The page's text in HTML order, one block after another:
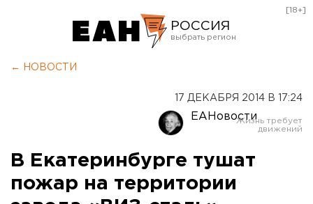
РОССИЯ
Оренбург
[18+]
← НОВОСТИ
17 ДЕКАБРЯ 2014 В 17:24
ЕАНовости
В Екатеринбурге тушат
пожар на территории